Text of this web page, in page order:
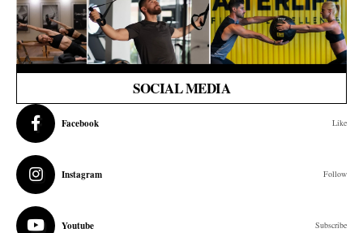
SOCIAL MEDIA
Facebook Like
Instagram Follow
Youtube Subscribe